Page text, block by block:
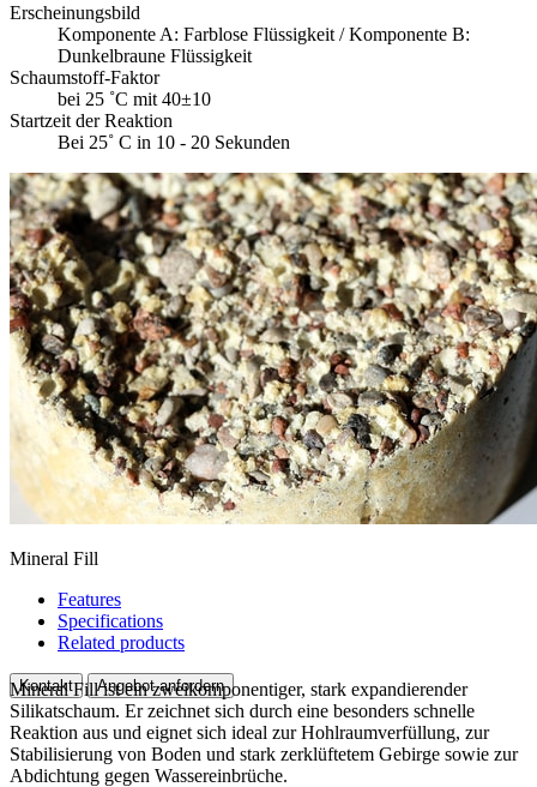
Erscheinungsbild
Komponente A: Farblose Flüssigkeit / Komponente B:
Dunkelbraune Flüssigkeit
Schaumstoff-Faktor
bei 25 ˚C mit 40±10
Startzeit der Reaktion
Bei 25˚ C in 10 - 20 Sekunden
Mineral Fill
Features
Specifications
Related products
Kontakt Angebot anfordern
Mineral Fill ist ein zweikomponentiger, stark expandierender
Silikatschaum. Er zeichnet sich durch eine besonders schnelle
Reaktion aus und eignet sich ideal zur Hohlraumverfüllung, zur
Stabilisierung von Boden und stark zerklüftetem Gebirge sowie zur
Abdichtung gegen Wassereinbrüche.